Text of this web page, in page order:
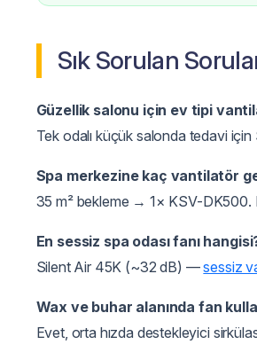
Sık Sorulan
Güzellik salonu için ev tipi
Tek odalı küçük salonda tedavi
Spa merkezine kaç vantilatör
35 m² bekleme → 1× KSV-DK500.
En sessiz spa odası fanı
Silent Air 45K (~32 dB) —sessiz
Wax ve buhar alanında fan
Evet, orta hızda destekleyici